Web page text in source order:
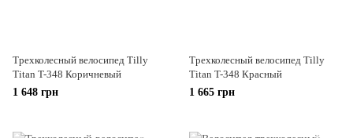
Трехколесный велосипед Tilly
Titan T-348 Коричневый
1 648 грн
Трехколесный велосипед Tilly
Titan T-348 Красный
1 665 грн